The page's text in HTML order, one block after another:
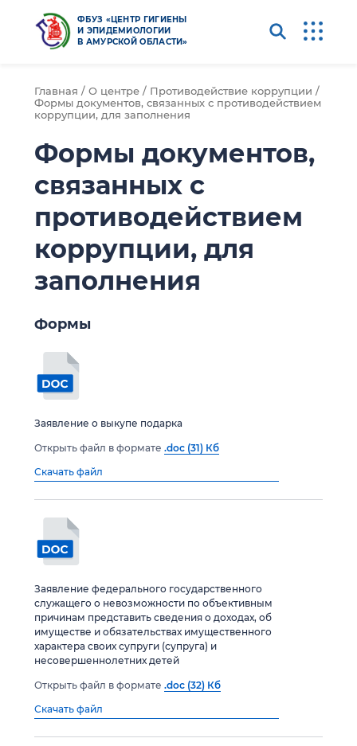
ФБУЗ «ЦЕНТР ГИГИЕНЫ
И ЭПИДЕМИОЛОГИИ
В АМУРСКОЙ ОБЛАСТИ»
Главная / О центре / Противодействие коррупции /
Формы документов, связанных с противодействием
коррупции, для заполнения
Формы документов,
связанных с
противодействием
коррупции, для
заполнения
Формы
Заявление о выкупе подарка
Открыть файл в формате .doc (31) Кб
Скачать файл
Заявление федерального государственного
служащего о невозможности по объективным
причинам представить сведения о доходах, об
имуществе и обязательствах имущественного
характера своих супруги (супруга) и
несовершеннолетних детей
Открыть файл в формате .doc (32) Кб
Скачать файл